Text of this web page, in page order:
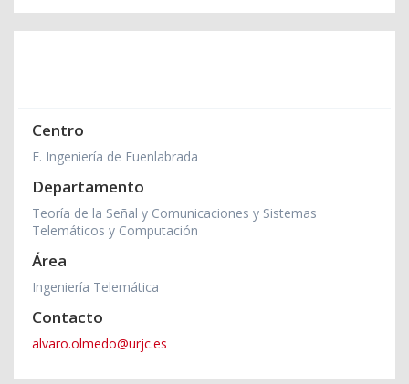
Centro
E. Ingeniería de Fuenlabrada
Departamento
Teoría de la Señal y Comunicaciones y Sistemas
Telemáticos y Computación
Área
Ingeniería Telemática
Contacto
alvaro.olmedo@urjc.es